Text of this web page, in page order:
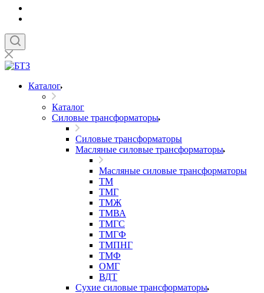
Каталог
Каталог
Силовые трансформаторы
Силовые трансформаторы
Масляные силовые трансформаторы
Масляные силовые трансформаторы
ТМ
ТМГ
ТМЖ
ТМВА
ТМГС
ТМГФ
ТМПНГ
ТМФ
ОМГ
ВДТ
Сухие силовые трансформаторы